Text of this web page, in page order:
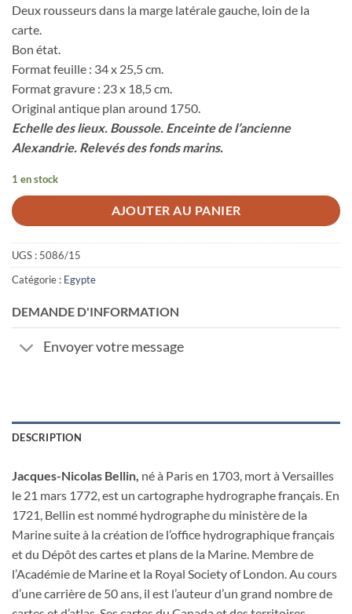
Deux rousseurs dans la marge latérale gauche, loin de la
carte.
Bon état.
Format feuille : 34 x 25,5 cm.
Format gravure : 23 x 18,5 cm.
Original antique plan around 1750.
Echelle des lieux. Boussole. Enceinte de l’ancienne
Alexandrie. Relevés des fonds marins.
1 en stock
AJOUTER AU PANIER
UGS : 5086/15
Catégorie : Egypte
DEMANDE D'INFORMATION
Envoyer votre message
DESCRIPTION
Jacques-Nicolas Bellin, né à Paris en 1703, mort à Versailles
le 21 mars 1772, est un cartographe hydrographe français. En
1721, Bellin est nommé hydrographe du ministère de la
Marine suite à la création de l’office hydrographique français
et du Dépôt des cartes et plans de la Marine. Membre de
l’Académie de Marine et la Royal Society of London. Au cours
d’une carrière de 50 ans, il est l’auteur d’un grand nombre de